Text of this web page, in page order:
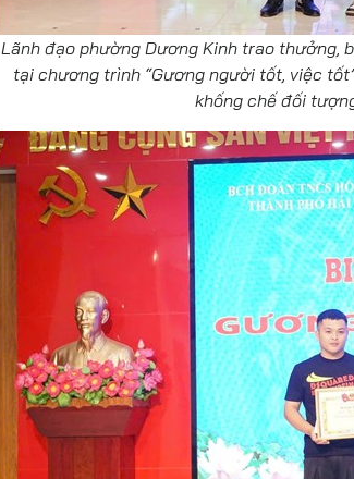
Lãnh đạo phường Dương Kinh trao thưởng,
tại chương trình “Gương người tốt, việc
khống chế đối